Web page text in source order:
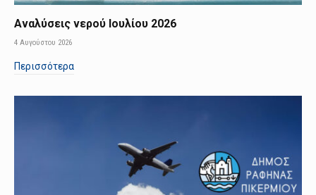
Αναλύσεις νερού Ιουλίου 2026
4 Αυγούστου 2026
Περισσότερα